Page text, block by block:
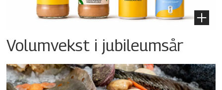
Volumvekst i jubileumsår